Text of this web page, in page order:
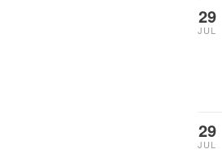
29
JUL
29
JUL